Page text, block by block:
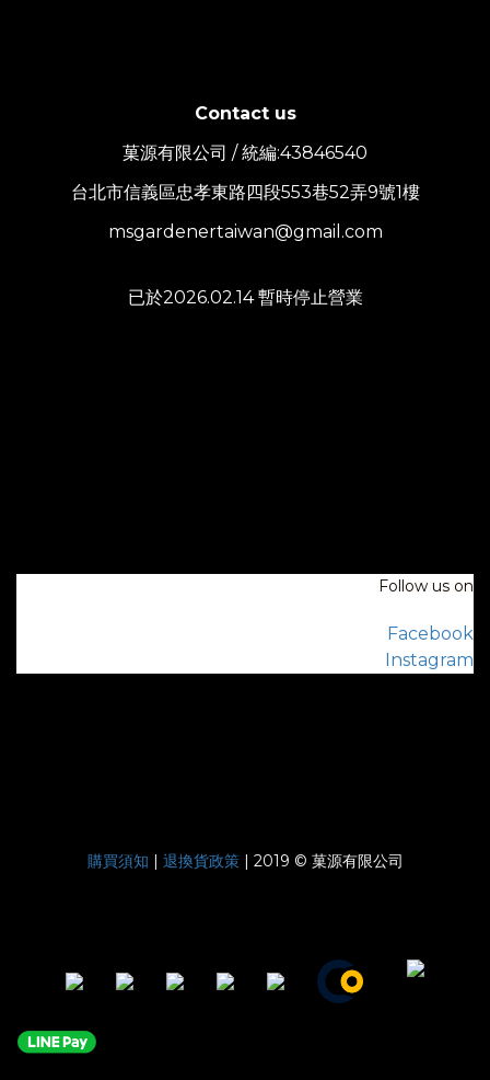
Contact us
菓源有限公司 / 統編:43846540
台北市信義區忠孝東路四段553巷52弄9號1樓
msgardenertaiwan@gmail.com
已於2026.02.14 暫時停止營業
Follow us on
Facebook
Instagram
購買須知 | 退換貨政策| 2019 © 菓源有限公司